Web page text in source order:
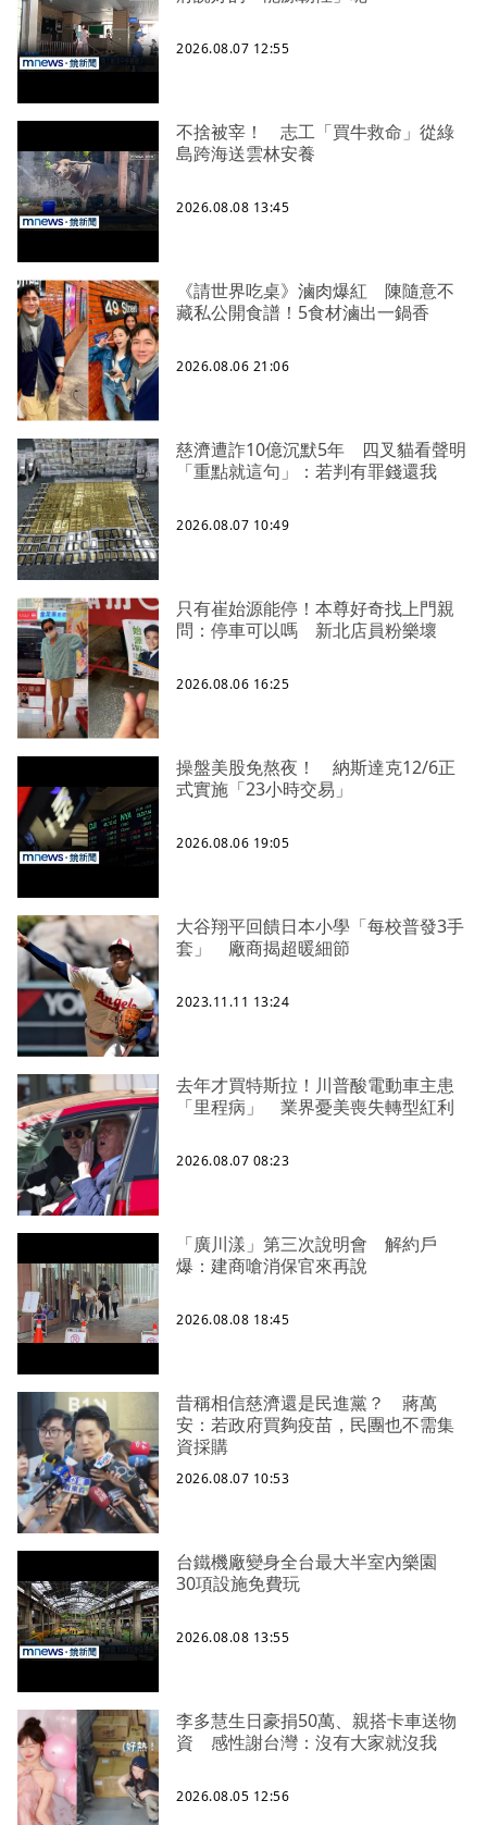
2026.08.07 12:55
不捨被宰！ 志工「買牛救命」從綠
島跨海送雲林安養
2026.08.08 13:45
《請世界吃桌》滷肉爆紅 陳隨意不
藏私公開食譜！5食材滷出一鍋香
2026.08.06 21:06
慈濟遭詐10億沉默5年 四叉貓看聲明
「重點就這句」：若判有罪錢還我
2026.08.07 10:49
只有崔始源能停！本尊好奇找上門親
問：停車可以嗎 新北店員粉樂壞
2026.08.06 16:25
操盤美股免熬夜！ 納斯達克12/6正
式實施「23小時交易」
2026.08.06 19:05
大谷翔平回饋日本小學「每校普發3手
套」 廠商揭超暖細節
2023.11.11 13:24
去年才買特斯拉！川普酸電動車主患
「里程病」 業界憂美喪失轉型紅利
2026.08.07 08:23
「廣川漾」第三次說明會 解約戶
爆：建商嗆消保官來再說
2026.08.08 18:45
昔稱相信慈濟還是民進黨？ 蔣萬
安：若政府買夠疫苗，民團也不需集
資採購
2026.08.07 10:53
台鐵機廠變身全台最大半室內樂園
30項設施免費玩
2026.08.08 13:55
李多慧生日豪捐50萬、親搭卡車送物
資 感性謝台灣：沒有大家就沒我
2026.08.05 12:56